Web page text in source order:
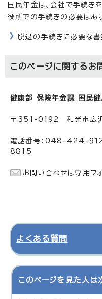
国民年金は、会社で手続き
役所での手続きの必要はあり
脱退の手続きに必要な書
このページに関する お
健康部 保険年金課 国民健
〒351-0192 和光市広
電話番号：048-424-
8815
お問い合わせは専用フ
よくある質問
このページを見た人は